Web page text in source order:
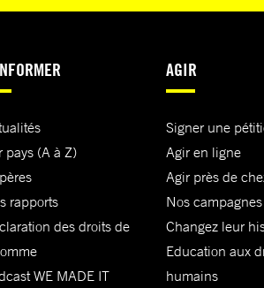
pays (A à Z)
rapports
des droits de
WE MADE IT
AGIR
Signer une
Agir en ligne
Agir près de
Nos campagnes
Changez leur
Education aux
humains